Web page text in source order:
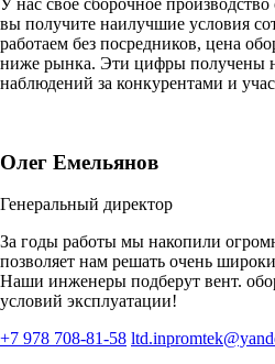
вы получите наилучшие условия
работаем без посредников, цена
ниже рынка. Эти цифры получены
наблюдений за конкурентами и
Олег Емельянов
Генеральный директор
За годы работы мы накопили
позволяет нам решать очень
Наши инженеры подберут вент.
условий эксплуатации!
+7 978 708-81-58